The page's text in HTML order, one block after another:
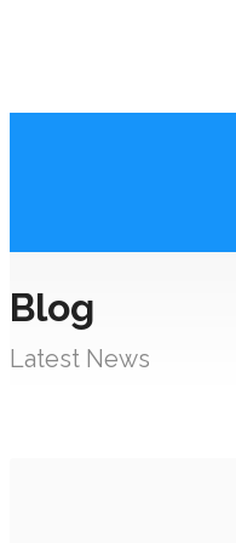
Blog
Latest News